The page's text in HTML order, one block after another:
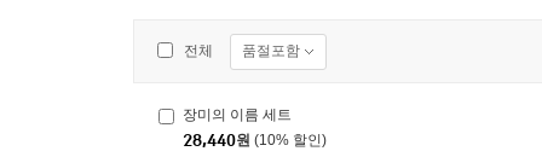
전체 품절포함
장미의 이름 세트
28,440원 (10% 할인)